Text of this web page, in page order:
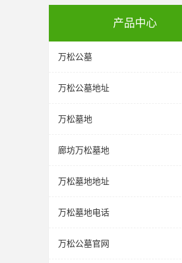
产品中心
万松公墓
万松公墓地址
万松墓地
廊坊万松墓地
万松墓地地址
万松墓地电话
万松公墓官网